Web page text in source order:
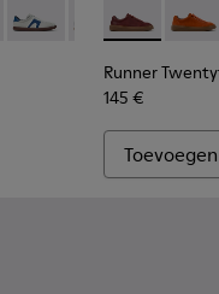
sneakers van
036
- K100937-033
Soller - K100937-031
Pelotas Soller -
Pelotas Soller -
Pelotas
Runner
Runner
145 €
Toevoegen